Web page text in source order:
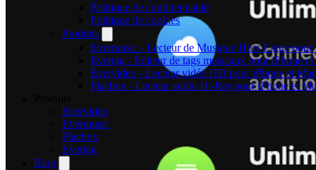
Politique de confidentialité
Politique de cookies
Produits
Evermusic - Lecteur de Musique Hors Ligne pour
Evertag - Éditeur de tags musicaux pour iPhone
Evervideo - Lecteur vidéo HD pour iPhone et Mac
Flacbox - Lecteur audio Hi-Res pour iPhone et
Evervideo
Evermusic
Flacbox
Evertag
Blog